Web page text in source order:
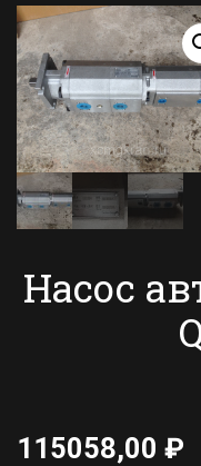
Насос
115058,00 ₽